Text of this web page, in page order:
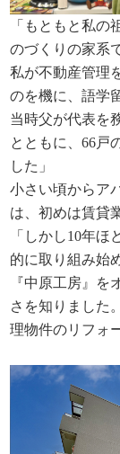
「もともと私の
のづくりの家系
私が不動産管理
のを機に、語学
当時父が代表を
とともに、66戸
した」
小さい頃からア
は、初めは賃貸
「しかし10年
的に取り組み始
『中原工房』を
さを知りました
理物件のリフォ